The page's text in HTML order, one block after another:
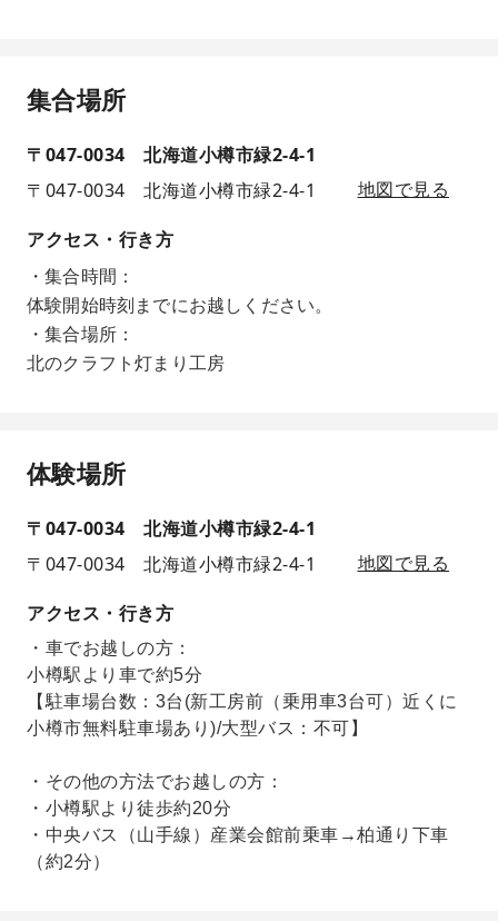
集合場所
〒047-0034 北海道小樽市緑2-4-1
〒047-0034 北海道小樽市緑2-4-1
地図で見る
アクセス・行き方
・集合時間：
体験開始時刻までにお越しください。
・集合場所：
北のクラフト灯まり工房
体験場所
〒047-0034 北海道小樽市緑2-4-1
〒047-0034 北海道小樽市緑2-4-1
地図で見る
アクセス・行き方
・車でお越しの方：
小樽駅より車で約5分
【駐車場台数：3台(新工房前（乗用車3台可）近くに
小樽市無料駐車場あり)/大型バス：不可】
・その他の方法でお越しの方：
・小樽駅より徒歩約20分
・中央バス（山手線）産業会館前乗車→柏通り下車
（約2分）